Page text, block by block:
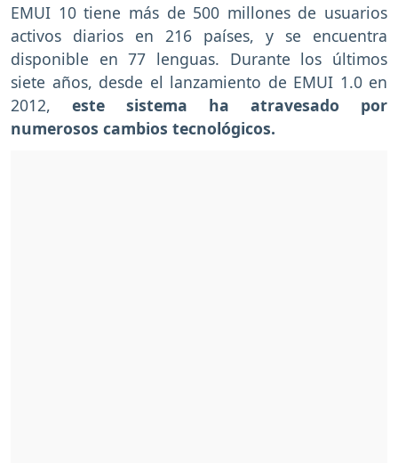
EMUI 10 tiene más de 500 millones de usuarios
activos diarios en 216 países, y se encuentra
disponible en 77 lenguas. Durante los últimos
siete años, desde el lanzamiento de EMUI 1.0 en
2012, este sistema ha atravesado por
numerosos cambios tecnológicos.